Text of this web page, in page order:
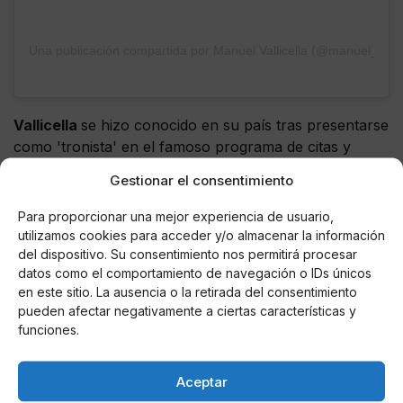
Gestionar el consentimiento
Para proporcionar una mejor experiencia de usuario,
utilizamos cookies para acceder y/o almacenar la información
del dispositivo. Su consentimiento nos permitirá procesar
datos como el comportamiento de navegación o IDs únicos
en este sitio. La ausencia o la retirada del consentimiento
pueden afectar negativamente a ciertas características y
funciones.
Aceptar
Vallicella se hizo conocido en su país tras presentarse
como 'tronista' en el famoso programa de citas y
de sus grandes pasiones, tal y como reflejan sus
publicaciones enInstagram, eran los tatuajes, que le
otorgaban una imagen inconfundible. El fallecido llegó
a montar un negocio propio dedicado a ese mundo.
??El 024 es la línea de atención a la #ConductaSuicida
??Gratuita, accesible y confidencial
??Atendido por expertos para dar apoyo a personas
que puedan tener pensamientos suicidas